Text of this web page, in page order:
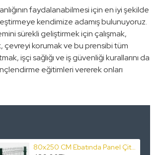
faydalanabilmesi için en iyi şekilde
kendimize adamış bulunuyoruz.
sürekli geliştirmek için çalışmak,
çevreyi korumak ve bu prensibi tüm
işçi sağlığı ve iş güvenliği kurallarını da
eğitimleri vererek onları
80x250 CM Ebatında Panel Çit Takım Fiyatı